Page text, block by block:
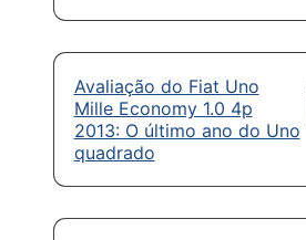
Avaliação do Fiat Uno
Mille Economy 1.0 4p
2013: O último ano do Uno
quadrado